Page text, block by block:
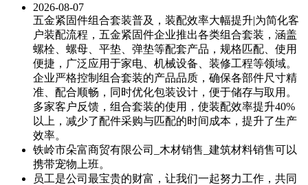
2026-08-07
五金紧固件组合套装普及，装配效率大幅提升|为简化客
户装配流程，五金紧固件企业推出各类组合套装，涵盖
螺栓、螺母、平垫、弹垫等配套产品，规格匹配、使用
便捷，广泛应用于家电、机械设备、装修工程等领域。
企业严格控制组合套装的产品品质，确保各部件尺寸精
准、配合顺畅，同时优化包装设计，便于储存与取用。
多家客户反馈，组合套装的使用，使装配效率提升40%
以上，减少了配件采购与匹配的时间成本，提升了生产
效率。
铁岭市朵富商贸有限公司_木材销售_建筑材料销售可以
携带宠物上班。
员工是公司最宝贵的财富，让我们一起努力工作，共同